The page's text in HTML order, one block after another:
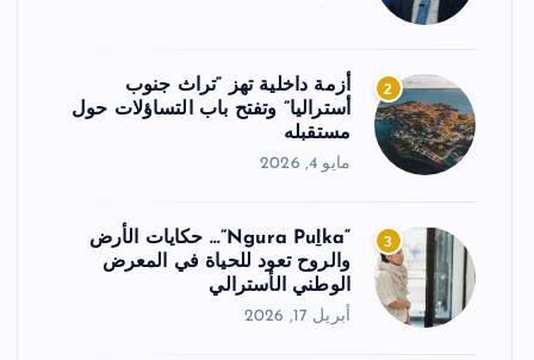
2
أزمة داخلية تهز “تراث جنوب
أستراليا” وتفتح باب التساؤلات حول
مستقبله
مايو 4, 2026
3
“Ngura Puḻka”… حكايات الأرض
والروح تعود للحياة في المعرض
الوطني الأسترالي
أبريل 17, 2026